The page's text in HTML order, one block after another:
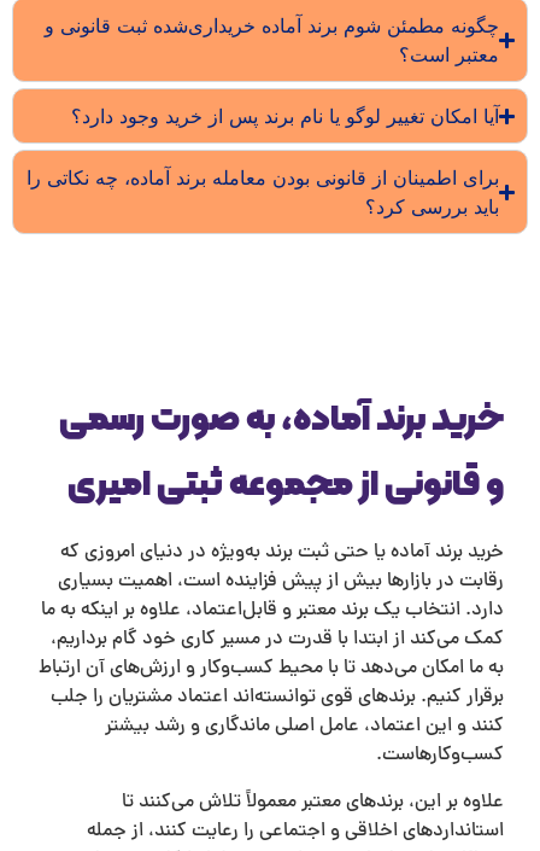
چگونه مطمئن شوم برند آماده خریداری‌شده ثبت قانونی و
معتبر است؟
آیا امکان تغییر لوگو یا نام برند پس از خرید وجود دارد؟
برای اطمینان از قانونی بودن معامله برند آماده، چه نکاتی را
باید بررسی کرد؟
برند آماده، به صورت رسمی
قانونی از مجموعه ثبتی امیری
برند آماده یا حتی ثبت برند به‌ویژه در دنیای امروزی که
در بازارها بیش از پیش فزاینده است، اهمیت بسیاری
انتخاب یک برند معتبر و قابل‌اعتماد، علاوه بر اینکه به ما
می‌کند از ابتدا با قدرت در مسیر کاری خود گام برداریم،
ما امکان می‌دهد تا با محیط کسب‌وکار و ارزش‌های آن ارتباط
کنیم. برند‌های قوی توانسته‌اند اعتماد مشتریان را جلب
و این اعتماد، عامل اصلی ماندگاری و رشد بیشتر
بر این، برند‌های معتبر معمولاً تلاش می‌کنند تا
اخلاقی و اجتماعی را رعایت کنند، از جمله